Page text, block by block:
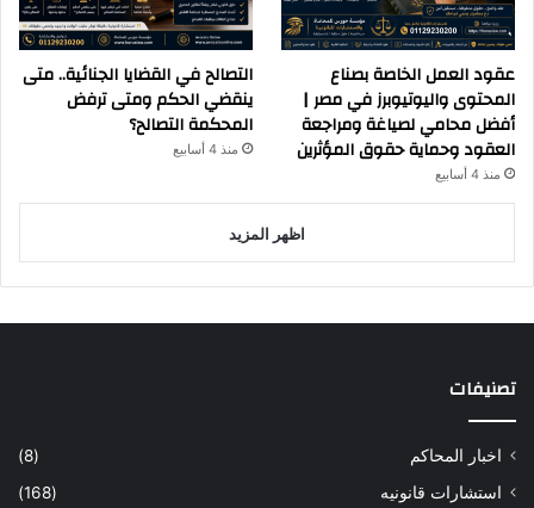
عقود العمل الخاصة بصناع
المحتوى واليوتيوبرز في مصر |
أفضل محامي لصياغة ومراجعة
العقود وحماية حقوق المؤثرين
منذ 4 أسابيع
التصالح في القضايا الجنائية.. متى
ينقضي الحكم ومتى ترفض
المحكمة التصالح؟
منذ 4 أسابيع
اظهر المزيد
تصنيفات
اخبار المحاكم
(8)
استشارات قانونيه
(168)